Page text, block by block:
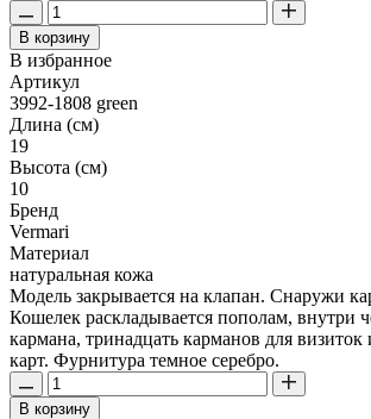
В корзину
В избранное
Артикул
3992-1808 green
Длина (см)
19
Высота (см)
10
Бренд
Vermari
Материал
натуральная кожа
Модель закрывается на клапан. Снаружи
Кошелек раскладывается пополам, внутри
кармана, тринадцать карманов для
карт. Фурнитура темное серебро.
В корзину